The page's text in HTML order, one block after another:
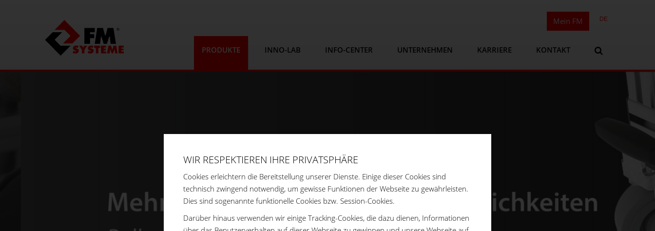
DE
Mein FM
PRODUKTE INNO-LAB INFO-CENTER UNTERNEHMEN KARRIERE KONTAKT
WIR RESPEKTIEREN IHRE PRIVATSPHÄRE
Cookies erleichtern die Bereitstellung unserer Dienste. Einige dieser Cookies sind
technisch zwingend notwendig, um gewisse Funktionen der Webseite zu gewährleisten.
Dies sind sogenannte funktionelle Cookies bzw. Session-Cookies.
Darüber hinaus verwenden wir einige Tracking-Cookies, die dazu dienen, Informationen